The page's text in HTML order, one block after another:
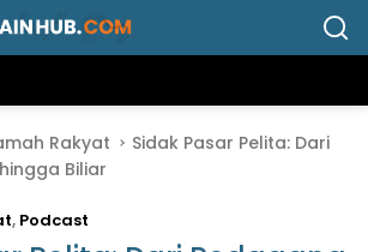
Rakyat
Sidak Pasar Pelita: Dari
Biliar
, Podcast